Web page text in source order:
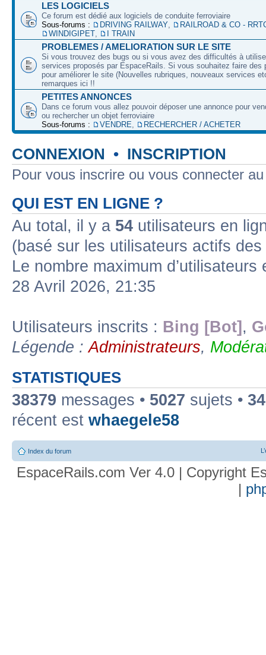
LES LOGICIELS
Ce forum est dédié aux logiciels de conduite ferroviaire
Sous-forums :
DRIVING RAILWAY,
RAILROAD & CO -
WINDIGIPET, I TRAIN
PROBLEMES / AMELIORATION SUR LE SITE
Si vous trouvez des bugs ou si vous avez des difficultés à
services proposés par EspaceRails. Si vous souhaitez faire des
pour améliorer le site (Nouvelles rubriques, nouveaux services
remarques ici !!
PETITES ANNONCES
Dans ce forum vous allez pouvoir déposer une annonce pour
ou rechercher un objet ferroviaire
Sous-forums :
VENDRE, RECHERCHER / ACHETER
CONNEXION • INSCRIPTION
Pour vous inscrire ou vous connecter
QUI EST EN LIGNE ?
Au total, il y a 54 utilisateurs en
(basé sur les utilisateurs actifs
Le nombre maximum
28 Avril 2026, 21:35
Utilisateurs inscrits : Bing [Bot] ,
Légende :Administrateurs,
STATISTIQUES
38379 messages • 5027 sujets •
récent est whaegele58
Index du forum
EspaceRails.com Ver 4.0 | Copyright
|